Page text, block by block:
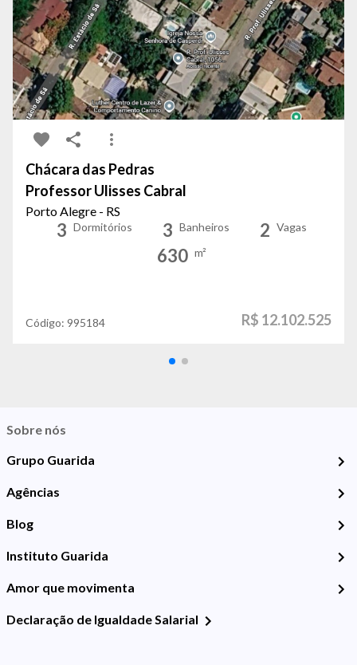
Chácara das Pedras
Professor Ulisses Cabral
Porto Alegre - RS
3 Dormitórios 3 Banheiros 2 Vagas
630 m²
Código: 995184 R$ 12.102.525
Sobre nós
Grupo Guarida
Agências
Blog
Instituto Guarida
Amor que movimenta
Declaração de Igualdade Salarial